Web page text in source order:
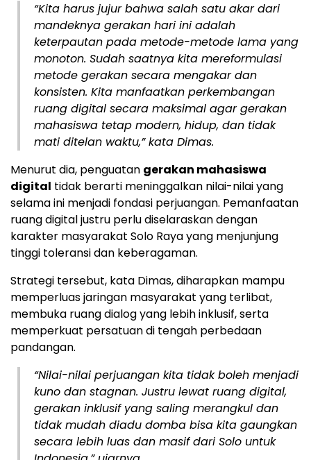
“Kita harus jujur bahwa salah satu akar dari
mandeknya gerakan hari ini adalah
keterpautan pada metode-metode lama yang
monoton. Sudah saatnya kita mereformulasi
metode gerakan secara mengakar dan
konsisten. Kita manfaatkan perkembangan
ruang digital secara maksimal agar gerakan
mahasiswa tetap modern, hidup, dan tidak
mati ditelan waktu,” kata Dimas.
Menurut dia, penguatan gerakan mahasiswa
digital tidak berarti meninggalkan nilai-nilai yang
selama ini menjadi fondasi perjuangan. Pemanfaatan
ruang digital justru perlu diselaraskan dengan
karakter masyarakat Solo Raya yang menjunjung
tinggi toleransi dan keberagaman.
Strategi tersebut, kata Dimas, diharapkan mampu
memperluas jaringan masyarakat yang terlibat,
membuka ruang dialog yang lebih inklusif, serta
memperkuat persatuan di tengah perbedaan
pandangan.
“Nilai-nilai perjuangan kita tidak boleh menjadi
kuno dan stagnan. Justru lewat ruang digital,
gerakan inklusif yang saling merangkul dan
tidak mudah diadu domba bisa kita gaungkan
secara lebih luas dan masif dari Solo untuk